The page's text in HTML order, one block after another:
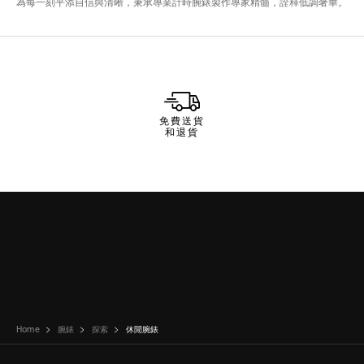
免費送貨
和退貨
Home 腕錶 探索 休閒腕錶